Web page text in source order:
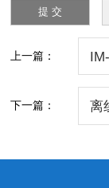
上一篇：
下一篇： 离